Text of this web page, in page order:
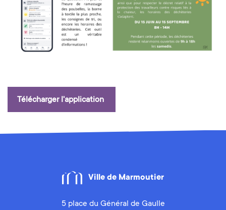
Télécharger l'application
Ville de Marmoutier
5 place du Général de Gaulle